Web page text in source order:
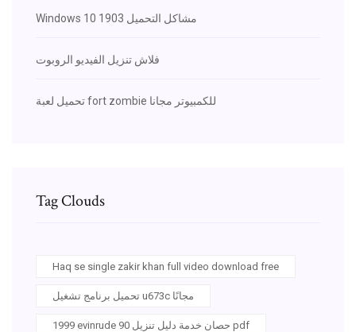
Windows 10 1903 مشاكل التحميل
فلاش تنزيل الفيديو الروبوت
تحميل لعبة fort zombie للكمبيوتر مجانا
Tag Clouds
Haq se single zakir khan full video download free
تحميل برنامج تشغيل u673c مجانًا
1999 evinrude 90 حصان خدمة دليل تنزيل pdf